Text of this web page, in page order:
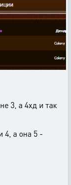
3, а 4хд и так
4, а она 5 -